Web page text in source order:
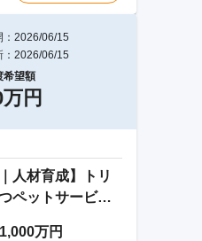
：2026/06/15
：2026/06/15
希望額
円
人材育成】トリ
ペットサービス
万円